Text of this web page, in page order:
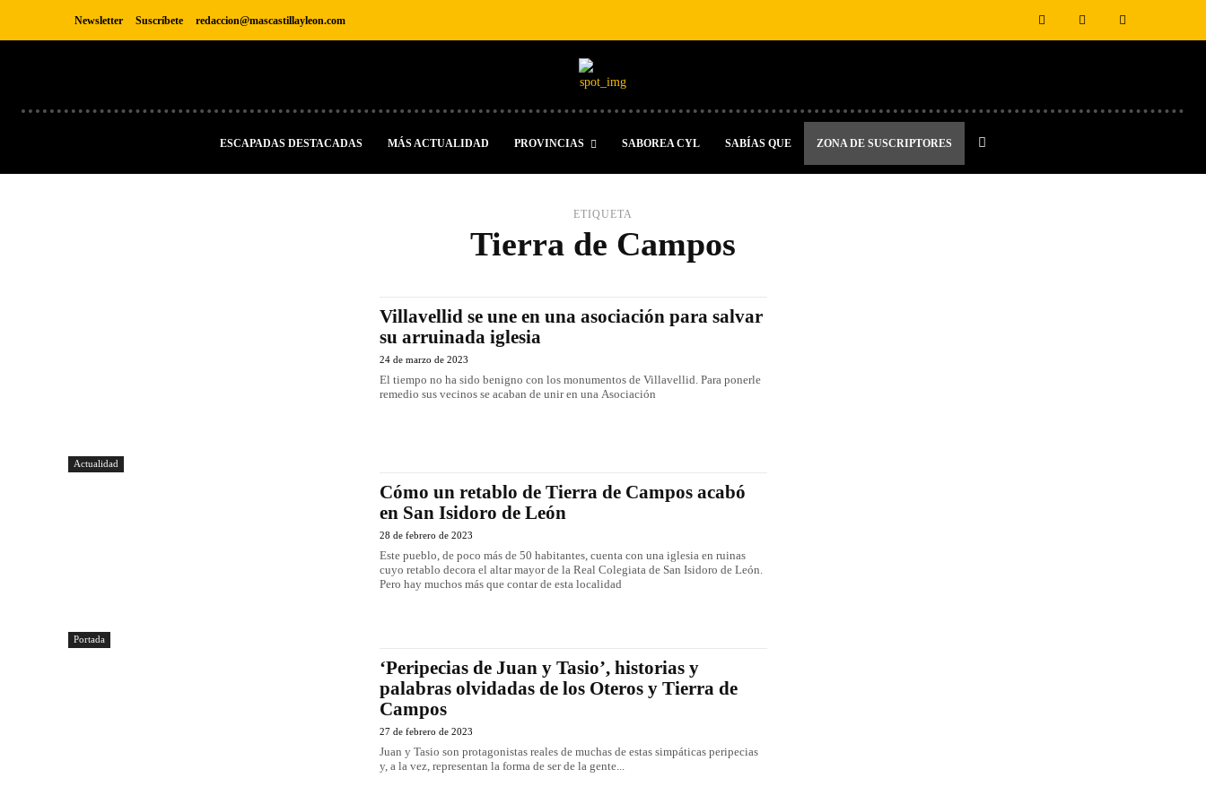
Newsletter Suscríbete redaccion@mascastillayleon.com
ESCAPADAS DESTACADAS MÁS ACTUALIDAD PROVINCIAS SABOREA CYL SABÍAS QUE ZONA DE SUSCRIPTORES
ETIQUETA
Tierra de Campos
Actualidad
Villavellid se une en una asociación para salvar
su arruinada iglesia
24 de marzo de 2023
El tiempo no ha sido benigno con los monumentos de Villavellid. Para ponerle
remedio sus vecinos se acaban de unir en una Asociación
Portada
Cómo un retablo de Tierra de Campos acabó
en San Isidoro de León
28 de febrero de 2023
Este pueblo, de poco más de 50 habitantes, cuenta con una iglesia en ruinas
cuyo retablo decora el altar mayor de la Real Colegiata de San Isidoro de León.
Pero hay muchos más que contar de esta localidad
‘Peripecias de Juan y Tasio’, historias y
palabras olvidadas de los Oteros y Tierra de
Campos
27 de febrero de 2023
Juan y Tasio son protagonistas reales de muchas de estas simpáticas peripecias
y, a la vez, representan la forma de ser de la gente...